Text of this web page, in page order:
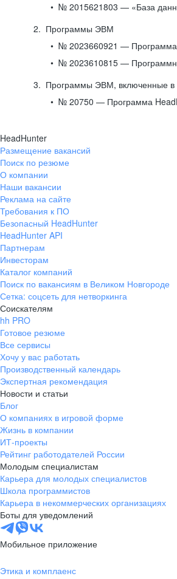
№ 2015621803 — «База
Программы ЭВМ
№ 2023660921 — Программа
№ 2023610815 —
Программы ЭВМ, включенные в
№ 20750 — Программа
HeadHunter
Размещение вакансий
Поиск по резюме
О компании
Наши вакансии
Реклама на сайте
Требования к ПО
Безопасный HeadHunter
HeadHunter API
Партнерам
Инвесторам
Каталог компаний
Поиск по вакансиям в Великом Новгороде
Сетка: соцсеть для нетворкинга
Соискателям
hh PRO
Готовое резюме
Все сервисы
Хочу у вас работать
Производственный календарь
Экспертная рекомендация
Новости и статьи
Блог
О компаниях в игровой форме
Жизнь в компании
ИТ-проекты
Рейтинг работодателей России
Молодым специалистам
Карьера для молодых специалистов
Школа программистов
Карьера в некоммерческих организациях
Боты для уведомлений
Мобильное приложение
Этика и комплаенс